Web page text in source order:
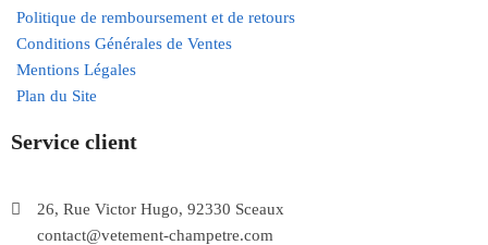
Politique de remboursement et de retours
Conditions Générales de Ventes
Mentions Légales
Plan du Site
Service client
26, Rue Victor Hugo, 92330 Sceaux
contact@vetement-champetre.com